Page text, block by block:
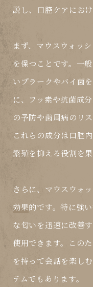
説し、口腔ケアにお
まず、マウスウォッ
を保つことです。一
いプラークやバイ菌
に、フッ素や抗菌成
の予防や歯周病のリ
これらの成分は口腔
繁殖を抑える役割を果
さらに、マウスウォ
効果的です。特に強
な匂いを迅速に改善
使用できます。この
を持って会話を楽し
テムでもあります。